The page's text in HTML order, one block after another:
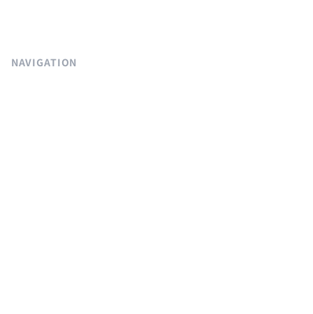
NAVIGATION